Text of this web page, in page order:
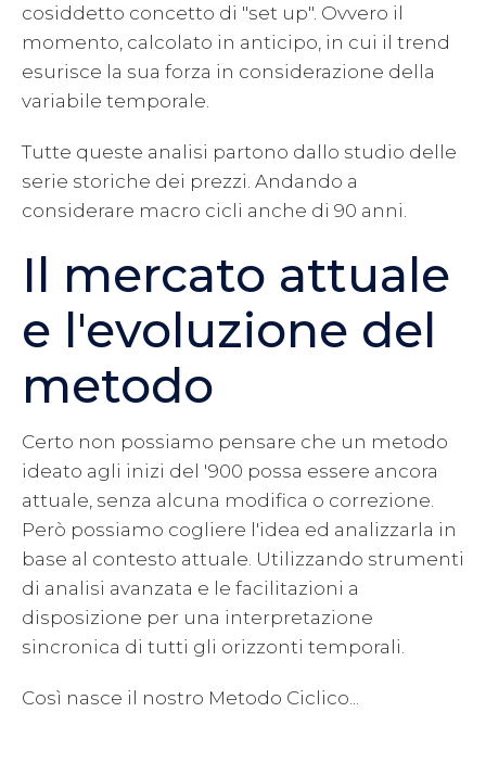
cosiddetto concetto di "set up". Ovvero il
momento, calcolato in anticipo, in cui il trend
esurisce la sua forza in considerazione della
variabile temporale.
Tutte queste analisi partono dallo studio delle
serie storiche dei prezzi. Andando a
considerare macro cicli anche di 90 anni.
Il mercato attuale
e l'evoluzione del
metodo
Certo non possiamo pensare che un metodo
ideato agli inizi del '900 possa essere ancora
attuale, senza alcuna modifica o correzione.
Però possiamo cogliere l'idea ed analizzarla in
base al contesto attuale. Utilizzando strumenti
di analisi avanzata e le facilitazioni a
disposizione per una interpretazione
sincronica di tutti gli orizzonti temporali.
Così nasce il nostro Metodo Ciclico...